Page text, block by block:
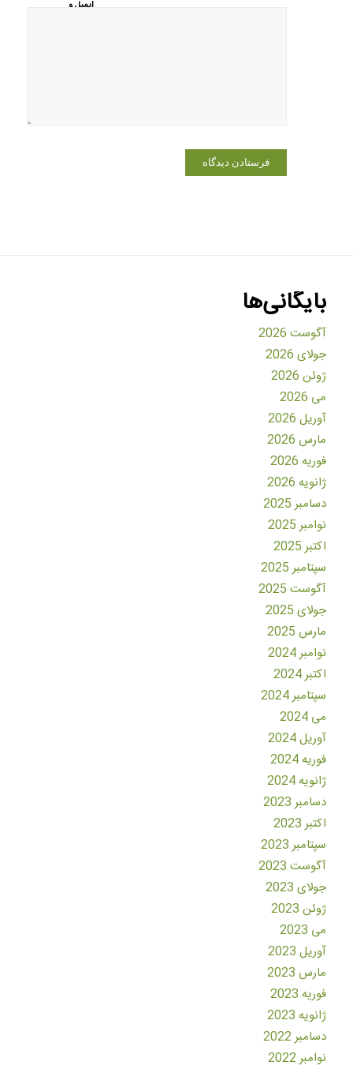
ایمیل و
بایگانی‌ها
آگوست 2026
جولای 2026
ژوئن 2026
می 2026
آوریل 2026
مارس 2026
فوریه 2026
ژانویه 2026
دسامبر 2025
نوامبر 2025
اکتبر 2025
سپتامبر 2025
آگوست 2025
جولای 2025
مارس 2025
نوامبر 2024
اکتبر 2024
سپتامبر 2024
می 2024
آوریل 2024
فوریه 2024
ژانویه 2024
دسامبر 2023
اکتبر 2023
سپتامبر 2023
آگوست 2023
جولای 2023
ژوئن 2023
می 2023
آوریل 2023
مارس 2023
فوریه 2023
ژانویه 2023
دسامبر 2022
نوامبر 2022